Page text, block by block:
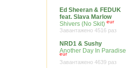
Ed Sheeran & FEDUK
feat. Slava Marlow
Shivers (No Skit) eur
Завантажено 4516 раз
NRD1 & Sushy
Another Day In Paradise
eur
Завантажено 4639 раз